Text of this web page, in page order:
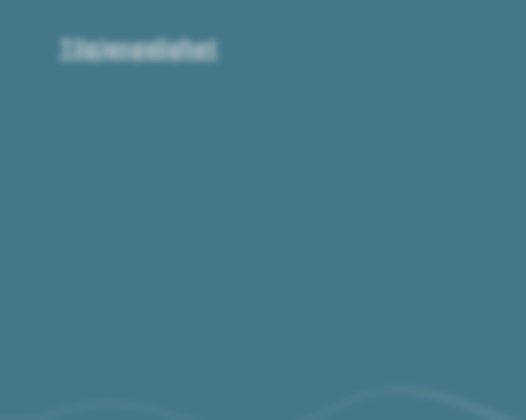
Tilgjengelighet